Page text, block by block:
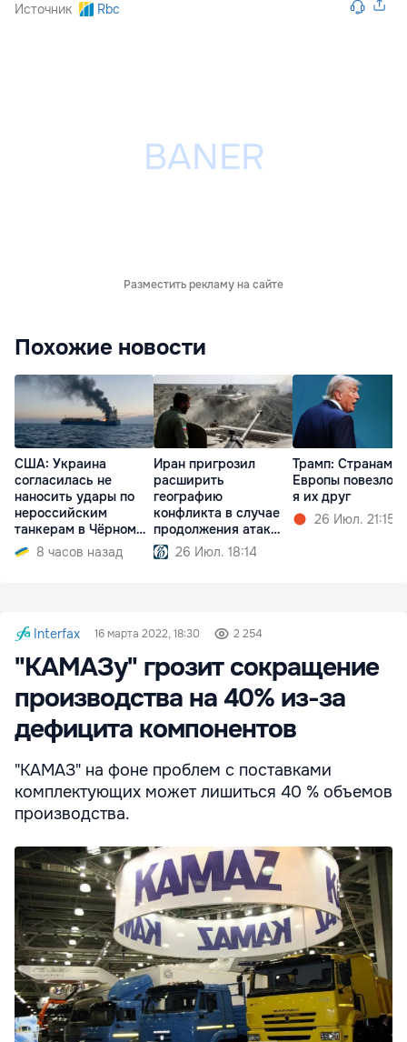
Источник Rbc
Разместить рекламу на сайте
Похожие новости
США: Украина
согласилась не
наносить удары по
нероссийским
танкерам в Чёрном
море8 часов назад
Иран пригрозил
расширить
географию
конфликта в случае
продолжения атак
США26 Июл. 18:14
Трамп: Cтранам
Европы повезло,
я их друг
26 Июл. 21:15
Interfax 16 марта 2022, 18:30 2 254
"КАМАЗу" грозит сокращение
производства на 40% из-за
дефицита компонентов
"КАМАЗ" на фоне проблем с поставками
комплектующих может лишиться 40 % объемов
производства.